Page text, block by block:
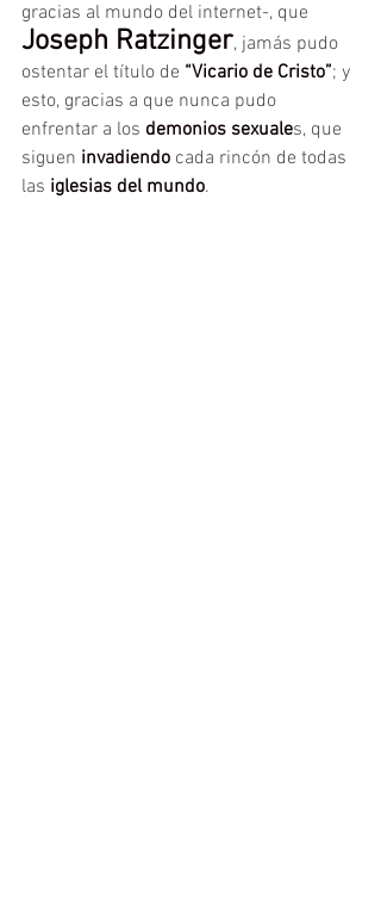
gracias al mundo del internet-, que
Joseph Ratzinger, jamás pudo
ostentar el título de “Vicario de Cristo”; y
esto, gracias a que nunca pudo
enfrentar a los demonios sexuales, que
siguen invadiendo cada rincón de todas
las iglesias del mundo.